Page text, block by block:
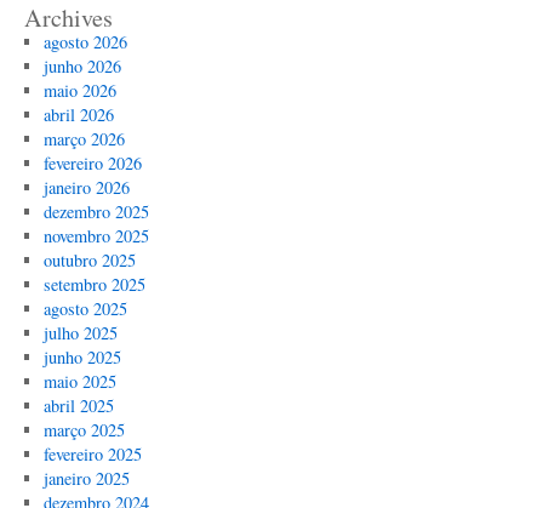
Archives
agosto 2026
junho 2026
maio 2026
abril 2026
março 2026
fevereiro 2026
janeiro 2026
dezembro 2025
novembro 2025
outubro 2025
setembro 2025
agosto 2025
julho 2025
junho 2025
maio 2025
abril 2025
março 2025
fevereiro 2025
janeiro 2025
dezembro 2024